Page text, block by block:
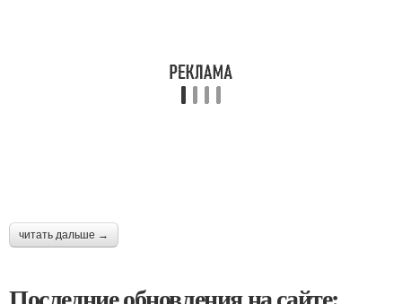
читать дальше →